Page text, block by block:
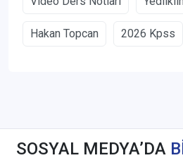
Hakan Topcan 2026 Kpss
SOSYAL MEDYA’DA